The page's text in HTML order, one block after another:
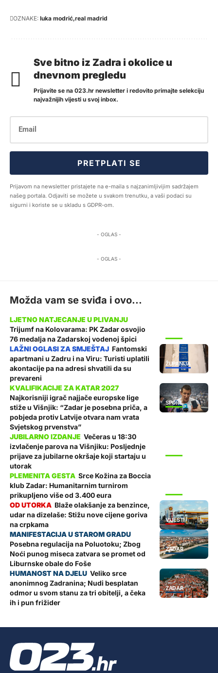
OZNAKE: luka modrić real madrid
Sve bitno iz Zadra i okolice u
dnevnom pregledu
Prijavite se na 023.hr newsletter i redovito primajte selekciju
najvažnijih vijesti u svoj inbox.
PRETPLATI SE
Prijavom na newsletter pristajete na e-maila s najzanimljivijim sadržajem
našeg portala. Odjaviti se možete u svakom trenutku, a vaši podaci su
sigurni i koriste se u skladu s GDPR-om.
- OGLAS -
- OGLAS -
Možda vam se sviđa i ovo...
Trijumf na Kolovarama: PK Zadar osvojio
76 medalja na Zadarskoj vodenoj špici
ŽUPANIJA
Fantomski
apartmani u Zadru i na Viru: Turisti uplatili
akontacije pa na adresi shvatili da su
prevareni
SPORT
Najkorisniji igrač najjače europske lige
stiže u Višnjik: “Zadar je posebna priča, a
pobjeda protiv Latvije otvara nam vrata
Svjetskog prvenstva”
Večeras u 18:30
izvlačenje parova na Višnjiku: Posljednje
prijave za jubilarne okršaje koji startaju u
utorak
Srce Kožina za Boccia
klub Zadar: Humanitarnim turnirom
prikupljeno više od 3.400 eura
VIJESTI
Blaže olakšanje za benzince,
udar na dizelaše: Stižu nove cijene goriva
na crpkama
ZADAR
Posebna regulacija na Poluotoku; Zbog
Noći punog miseca zatvara se promet od
Liburnske obale do Foše
ZADAR
Veliko srce
anonimnog Zadranina; Nudi besplatan
odmor u svom stanu za tri obitelji, a čeka
ih i pun frižider